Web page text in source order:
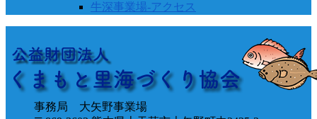
牛深事業場-アクセス
事務局 大矢野事業場